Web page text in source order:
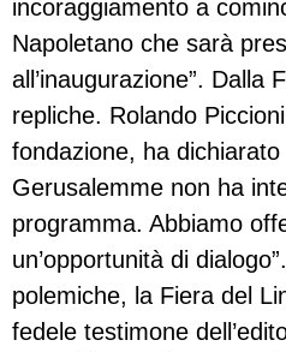
incoraggiamento a
Napoletano che sarà
all’inaugurazione”. Dalla
repliche. Rolando
fondazione, ha
Gerusalemme non ha
programma. Abbiamo
un’opportunità di
polemiche, la Fiera del
fedele testimone